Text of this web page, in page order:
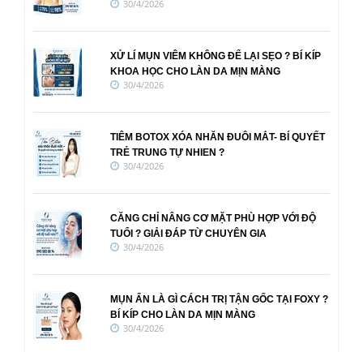
30/4/2026
XỬ LÍ MỤN VIÊM KHÔNG ĐỂ LẠI SẸO ? BÍ KÍP
KHOA HỌC CHO LÀN DA MỊN MÀNG
30/4/2026
TIÊM BOTOX XÓA NHĂN ĐUÔI MẮT- BÍ QUYẾT
TRẺ TRUNG TỰ NHIEN ?
30/4/2026
CĂNG CHỈ NÂNG CƠ MẶT PHÙ HỢP VỚI ĐỘ
TUỔI ? GIẢI ĐÁP TỪ CHUYÊN GIA
30/4/2026
MỤN ẨN LÀ GÌ CÁCH TRỊ TẬN GỐC TẠI FOXY ?
BÍ KÍP CHO LÀN DA MỊN MÀNG
30/4/2026